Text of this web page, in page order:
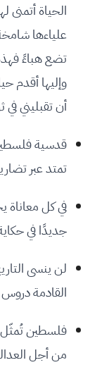
الحياة أتمنى
علياءها
تضع هباءً
وإليها أقدم
أن تقبليني في
قدسية
تمتد عبر
في كل معاناة
جديدًا في
لن ينسى
القادمة
فلسطين تُمثّل
من أجل